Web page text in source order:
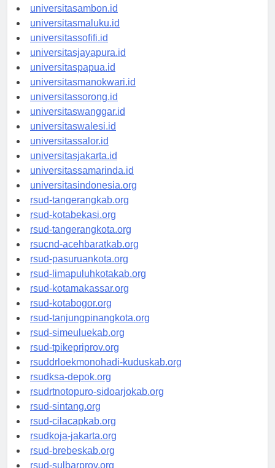
universitasmamuju.id
universitasambon.id
universitasmaluku.id
universitassofifi.id
universitasjayapura.id
universitaspapua.id
universitasmanokwari.id
universitassorong.id
universitaswanggar.id
universitaswalesi.id
universitassalor.id
universitasjakarta.id
universitassamarinda.id
universitasindonesia.org
rsud-tangerangkab.org
rsud-kotabekasi.org
rsud-tangerangkota.org
rsucnd-acehbaratkab.org
rsud-pasuruankota.org
rsud-limapuluhkotakab.org
rsud-kotamakassar.org
rsud-kotabogor.org
rsud-tanjungpinangkota.org
rsud-simeuluekab.org
rsud-tpikepriprov.org
rsuddrloekmonohadi-kuduskab.org
rsudksa-depok.org
rsudrtnotopuro-sidoarjokab.org
rsud-sintang.org
rsud-cilacapkab.org
rsudkoja-jakarta.org
rsud-brebeskab.org